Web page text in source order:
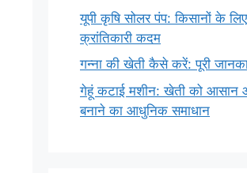
यूपी कृषि सोलर पंप: किसानों के
क्रांतिकारी कदम
गन्ना की खेती कैसे करें: पूरी
गेहूं कटाई मशीन: खेती को
बनाने का आधुनिक समाधान